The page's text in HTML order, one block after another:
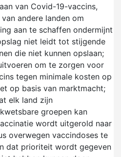
van Covid-19-vaccins,
andere landen om
aan te schaffen ondermijnt
niet leidt tot stijgende
die niet kunnen opslaan;
om te zorgen voor
tegen minimale kosten op
op basis van marktmacht;
elk land zijn
groepen kan
wordt uitgerold naar
overwegen vaccindoses te
dat prioriteit wordt gegeven